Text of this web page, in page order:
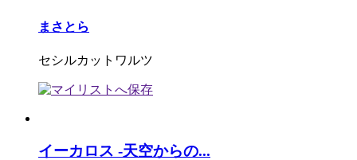
まさとら
セシルカットワルツ
イーカロス -天空からの...